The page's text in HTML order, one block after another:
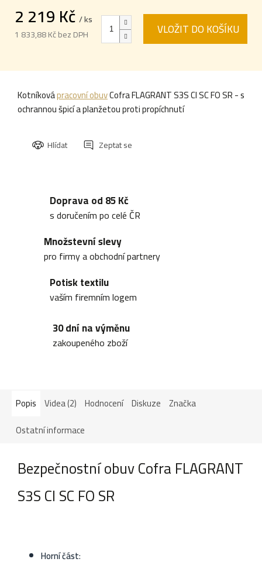
2 219 Kč / ks
1 833,88 Kč bez DPH
VLOŽIT DO KOŠÍKU
Kotníkovápracovní obuvCofra FLAGRANT S3S CI SC FO SR - s
ochrannou špicí a planžetou proti propíchnutí
Zeptat se
Hlídat
Doprava od 85 Kč
s doručením po celé ČR
Množstevní slevy
pro firmy a obchodní partnery
Potisk textilu
vaším firemním logem
30 dní na výměnu
zakoupeného zboží
Popis Videa (2) Hodnocení Diskuze Značka
Ostatní informace
Bezpečnostní obuv Cofra FLAGRANT
S3S CI SC FO SR
Horní část: